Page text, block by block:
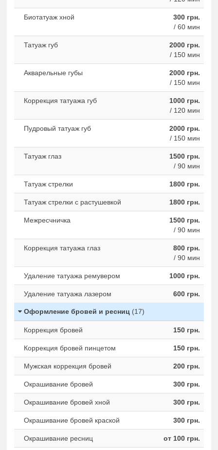
Биотатуаж хной
300 грн.
/ 60 мин
Татуаж губ
2000 грн.
/ 150 мин
Акварельные губы
2000 грн.
/ 150 мин
Коррекция татуажа губ
1000 грн.
/ 120 мин
Пудровый татуаж губ
2000 грн.
/ 150 мин
Татуаж глаз
1500 грн.
/ 90 мин
Татуаж стрелки 1800 грн.
Татуаж стрелки с растушевкой 1800 грн.
Межресчничка
1500 грн.
/ 90 мин
Коррекция татуажа глаз
800 грн.
/ 90 мин
Удаление татуажа ремувером 1000 грн.
Удаление татуажа лазером 600 грн.
Оформление бровей и ресниц (17)
Коррекция бровей 150 грн.
Коррекция бровей пинцетом 150 грн.
Мужская коррекция бровей 200 грн.
Окрашивание бровей 300 грн.
Окрашивание бровей хной 300 грн.
Окрашивание бровей краской 300 грн.
Окрашивание ресниц от 100 грн.